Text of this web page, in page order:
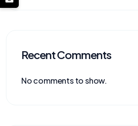
Recent Comments
No comments to show.